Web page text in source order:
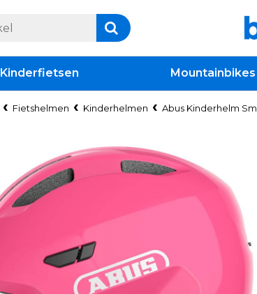
Kinderfietsen Mountainbikes
Fietshelmen Kinderhelmen Abus Kinderhelm